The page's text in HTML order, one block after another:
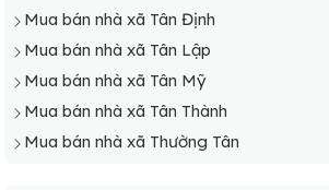
Mua bán nhà xã Tân Định
Mua bán nhà xã Tân Lập
Mua bán nhà xã Tân Mỹ
Mua bán nhà xã Tân Thành
Mua bán nhà xã Thường Tân